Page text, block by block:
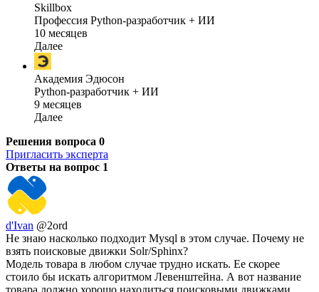
Skillbox
Профессия Python-разработчик + ИИ
10 месяцев
Далее
Академия Эдюсон
Python-разработчик + ИИ
9 месяцев
Далее
Решения вопроса 0
Пригласить эксперта
Ответы на вопрос 1
d'Ivan @2ord
Не знаю насколько подходит Mysql в этом случае. Почему не
взять поисковые движки Solr/Sphinx?
Модель товара в любом случае трудно искать. Ее скорее
стоило бы искать алгоритмом Левенштейна. А вот название
товара должно хорошо находиться поисковыми движками.